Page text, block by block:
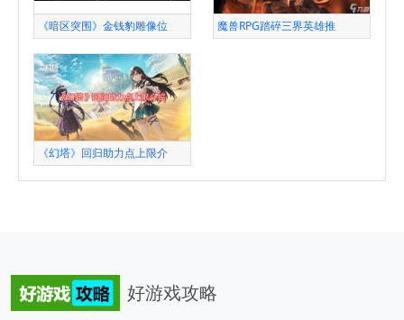
《暗区突围》金钱豹雕像位 魔兽RPG踏碎三界英雄推
《幻塔》回归助力点上限介
好游戏攻略